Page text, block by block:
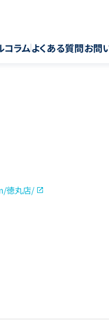
コラムよくある質問お問
徳丸店/